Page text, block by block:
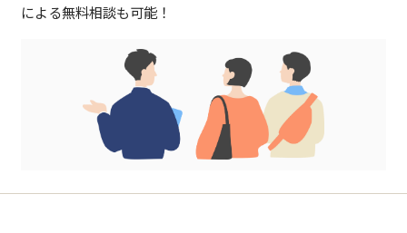
による無料相談も可能！